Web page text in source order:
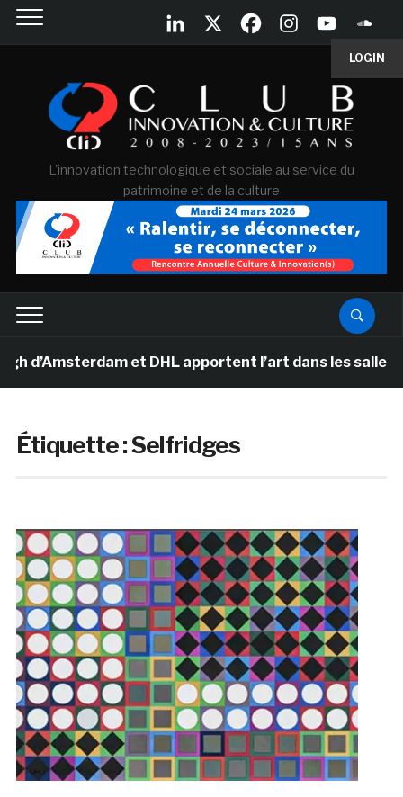
LOGIN
L'innovation technologique et sociale au service du
patrimoine et de la culture
et DHL apportent l’art dans les salles de
Étiquette :Selfridges